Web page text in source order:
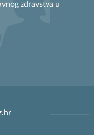
zdravstva u